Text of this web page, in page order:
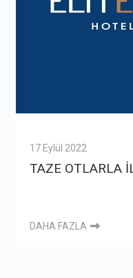
17 Eylül 2022
TAZE OTLARLA
DAHA FAZLA